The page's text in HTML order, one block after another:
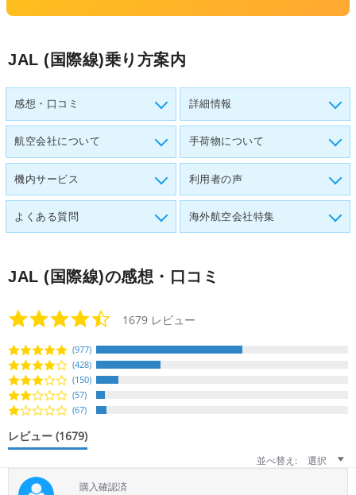
JAL (国際線)乗り方案内
感想・口コミ 詳細情報
航空会社について 手荷物について
機内サービス 利用者の声
よくある質問 海外航空会社特集
JAL (国際線)の感想・口コミ
4.3
star
1679 レビュー
(977)
(428)
(150)
(57)
(67)
レビュー (1679)
並べ替え:
選択
購入確認済